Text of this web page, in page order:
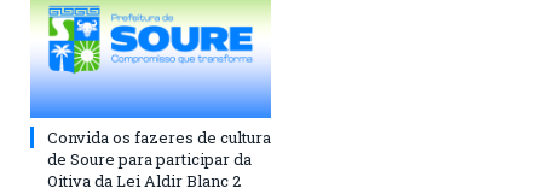
Convida os fazeres de cultura
de Soure para participar da
Oitiva da Lei Aldir Blanc 2